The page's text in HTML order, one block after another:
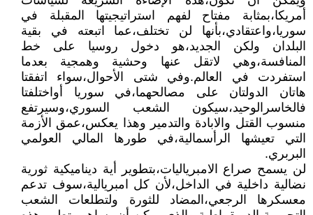
أمريكا،بمثابة مفتاح لفهم استراتيجيتها المقبلة في
سوريا،واعتقادي،بأنها لن تختلف،عما اتبعته في بقية
البلدان ولكن الجديد،هو دخول روسيا على خط
المنافسة،وهي لاتقل عنها وحشية وهمجية بعدما
استفردت في العالم.وفي شتى الأحوال،سواء اتفقتا
هاتان الدولتان على مصالحهما،في سوريا أواختلفتا
فالخاسرالوحيد،سيكون الشعب السوري،وسيرتفع
منسوب القتل والابادة والتدمير وهذا يعكس،عمق الأزمة
التي تعيشها الرأسمالية،في طورها المالي العولمي
البربري.
لن يسمح صراع الامبرياليات،بتطوير أية ديناميكية ثورية
نضالية داخلية في الداخل،لأن كل امبريالية،سوف تدعم
معسكرها الرجعي،المضاد للثورة ولتطلعات الشعب